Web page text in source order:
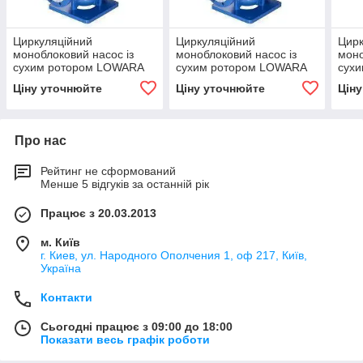
Циркуляційний
моноблоковий насос із
сухим ротором LOWARA
«ін-лайн» серії LNES 80-
200/220-P25VCC4 in-line
Ціну уточнюйте
Циркуляційний
моноблоковий насос із
сухим ротором LOWARA
«ін-лайн» серії LNEE 80-
160/55-P25VCC4 in-line
Ціну уточнюйте
Про нас
Рейтинг не сформований
Менше 5 відгуків за останній рік
Працює з 20.03.2013
м. Київ
г. Киев, ул. Народного Ополчения 1, оф 217, Київ,
Україна
Контакти
Сьогодні працює з 09:00 до 18:00
Показати весь графік роботи